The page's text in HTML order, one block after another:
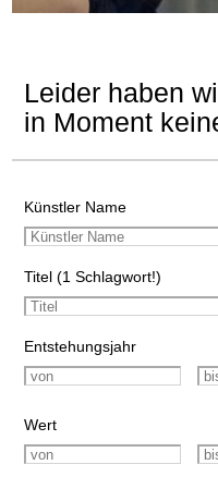
Leider haben
in Moment
Künstler Name
Titel (1 Schlagwort!)
Entstehungsjahr
Wert